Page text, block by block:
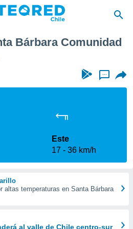
Bárbara Comunidad
...
Este
17
36 km/h
altas temperaturas en Santa Bárbara
al valle de Chile centro-sur